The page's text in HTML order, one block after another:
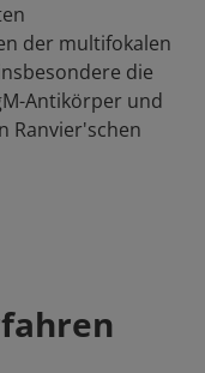
der multifokalen
die
Antikörper und
Ranvier'schen